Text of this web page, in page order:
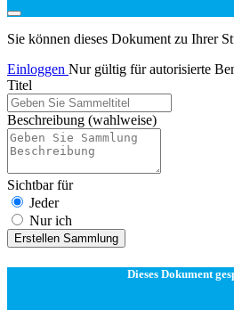
Sie können dieses Dokument zu Ihrer
Einloggen Nur gültig für autorisierte
Titel
Beschreibung (wahlweise)
Sichtbar für
Jeder
Nur ich
Erstellen Sammlung
Dieses Dokument